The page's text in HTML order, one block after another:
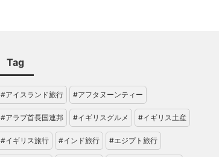
Tag
#アイスランド旅行 #アフタヌーンティー
#アラブ首長国連邦 #イギリスグルメ #イギリス土産
#イギリス旅行 #インド旅行 #エジプト旅行